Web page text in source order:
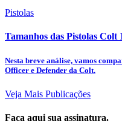
Pistolas
Tamanhos das Pistolas Colt
Nesta breve análise, vamos
Officer e Defender da Colt.
Veja Mais Publicações
Faça aqui sua assinatura.